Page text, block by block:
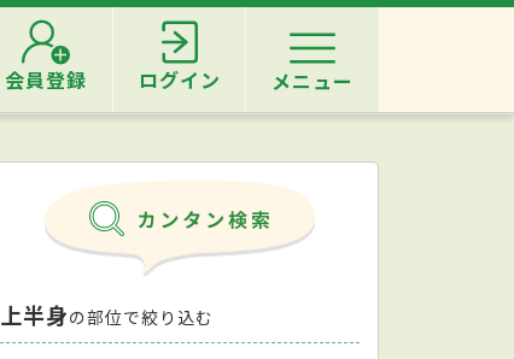
会員登録 ログイン メニュー
上半身の部位で絞り込む